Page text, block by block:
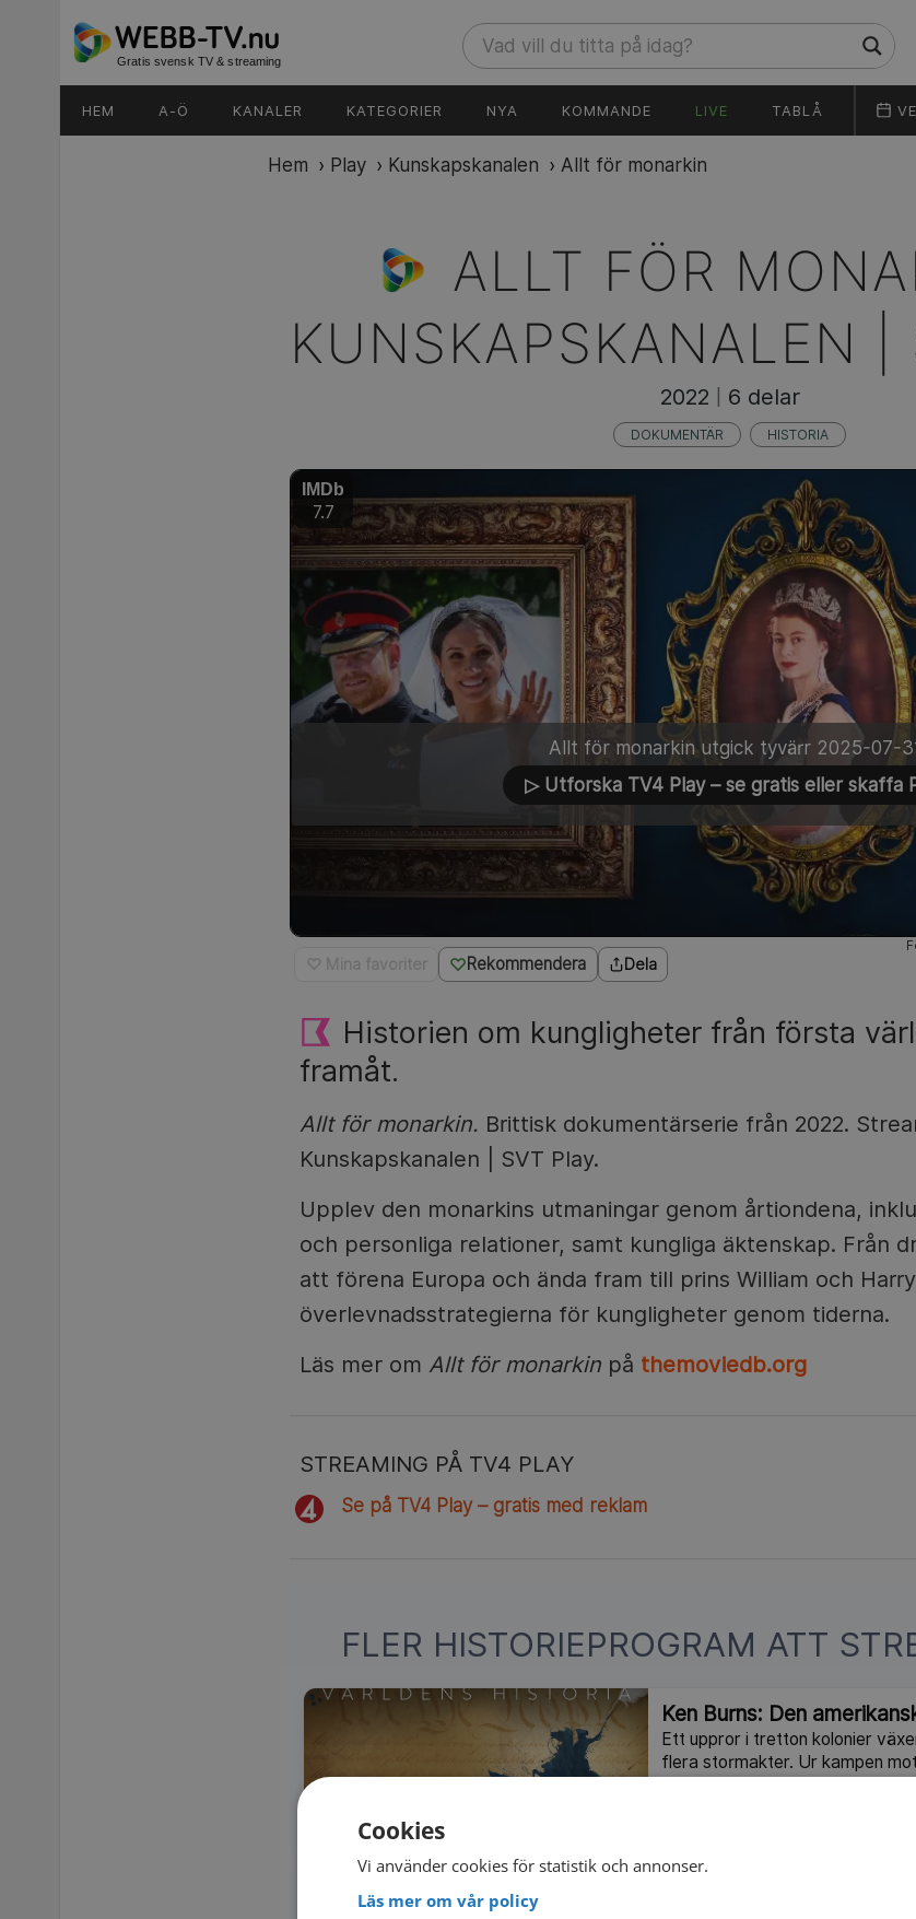
Gratis svensk TV & streaming
HEM A-Ö KANALER KATEGORIER NYA KOMMANDE LIVE TABLÅ
Hem › Play › Kunskapskanalen › Allt för monarkin
ALLT FÖR
KUNSKAPSKANALEN |
♡ Mina favoriter Rekommendera Dela
Historien om kungligheter från första
framåt.
Allt för monarkin. Brittisk dokumentärserie från 2022.
Kunskapskanalen | SVT Play.
Upplev den monarkins utmaningar genom årtiondena,
och personliga relationer, samt kungliga äktenskap. Från
att förena Europa och ända fram till prins William och
överlevnadsstrategierna för kungligheter genom tiderna.
Läs mer om Allt för monarkinpå themoviedb.org
Allt för monarkin utgick tyvärr 2025-07-
▷ Utforska TV4 Play – se gratis eller skaffa
STREAMING PÅ TV4 PLAY
Se på TV4 Play – gratis med reklam
2022 6 delar
DOKUMENTÄR HISTORIA
IMDb
7.7
FLER HISTORIEPROGRAM ATT
Ken Burns: Den
Ett uppror i tretton kolonier
flera stormakter. Ur kampen
Cookies
Vi använder cookies för statistik och annonser.
Läs mer om vår policy